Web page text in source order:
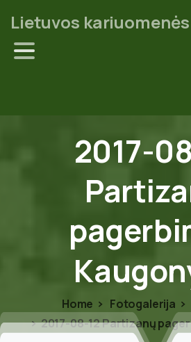
Lietuvos
2017-
Home Fotogalerija
2017-08-12 Partizanų